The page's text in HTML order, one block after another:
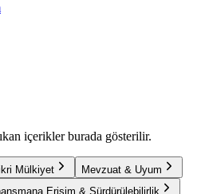
içerikler burada gösterilir.
Mülkiyet
Mevzuat & Uyum
Erişim & Sürdürülebilirlik